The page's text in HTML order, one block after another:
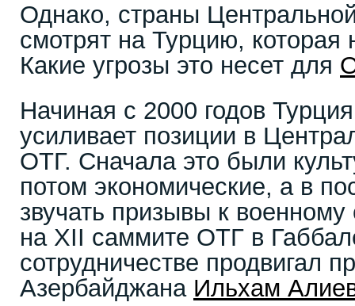
Однако, страны
смотрят на Турцию, которая
Какие угрозы это несет для
Начиная с 2000 годов
усиливает позиции в
ОТГ. Сначала это были
потом экономические, а в
звучать призывы к военному
на XII саммите ОТГ в
сотрудничестве продвигал
Азербайджана Ильхам